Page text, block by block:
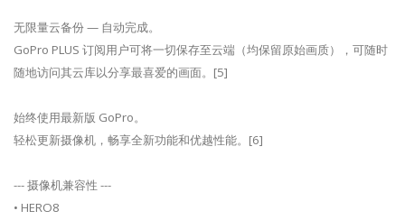
无限量云备份 — 自动完成。
GoPro PLUS 订阅用户可将一切保存至云端（均保留原始画质），可随时
随地访问其云库以分享最喜爱的画面。[5]
始终使用最新版 GoPro。
轻松更新摄像机，畅享全新功能和优越性能。[6]
--- 摄像机兼容性 ---
• HERO8